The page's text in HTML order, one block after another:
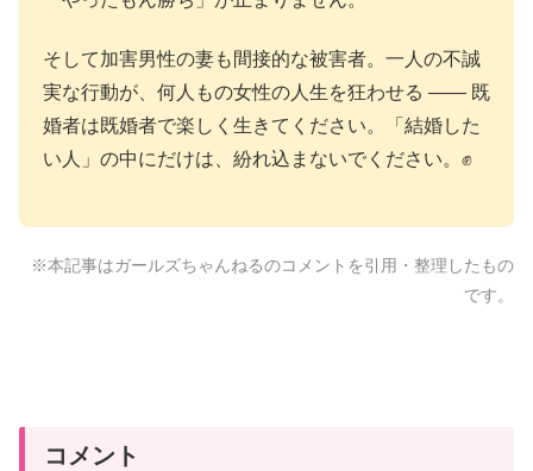
そして加害男性の妻も間接的な被害者。一人の不誠
実な行動が、何人もの女性の人生を狂わせる ―― 既
婚者は既婚者で楽しく生きてください。「結婚した
い人」の中にだけは、紛れ込まないでください。✊
※本記事はガールズちゃんねるのコメントを引用・整理したもの
です。
コメント